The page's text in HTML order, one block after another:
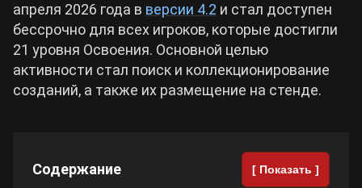
Roblox
Hogwarts Legacy
Все игры
апреля 2026 года в версии 4.2 и стал доступен
бессрочно для всех игроков, которые достигли
21 уровня Освоения. Основной целью
активности стал поиск и коллекционирование
созданий, а также их размещение на стенде.
Содержание [ Показать ]